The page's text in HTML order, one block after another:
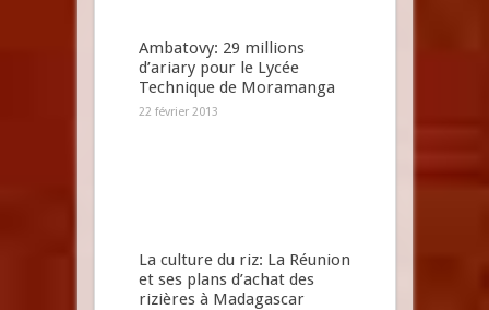
Ambatovy: 29 millions
d’ariary pour le Lycée
Technique de Moramanga
22 février 2013
La culture du riz: La Réunion
et ses plans d’achat des
rizières à Madagascar